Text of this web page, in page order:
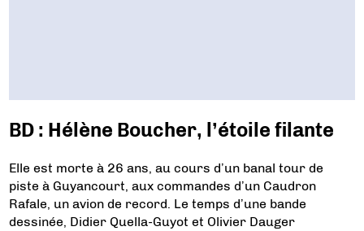
BD : Hélène Boucher, l’étoile filante
Elle est morte à 26 ans, au cours d’un banal tour de
piste à Guyancourt, aux commandes d’un Caudron
Rafale, un avion de record. Le temps d’une bande
dessinée, Didier Quella-Guyot et Olivier Dauger